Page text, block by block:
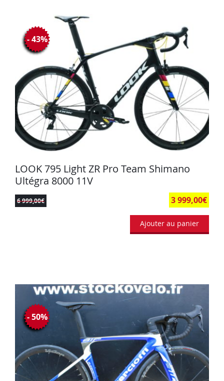
LOOK 795 Light ZR Pro Team Shimano
Ultégra 8000 11V
6 999,00€ 3 999,00€
- 43%
Ajouter au panier
- 50%